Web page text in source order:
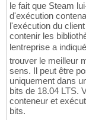
le fait que Steam
d'exécution
l'exécution du
contenir les
lentreprise a
trouver le meilleur
sens. Il peut être
uniquement dans
bits de 18.04 LTS.
conteneur et
bits.